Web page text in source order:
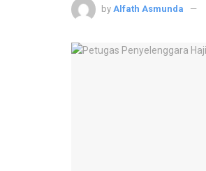
by Alfath Asmunda